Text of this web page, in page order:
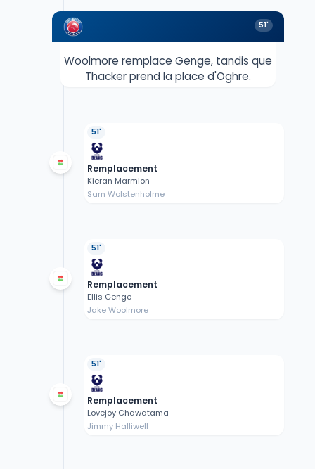
51'
Woolmore remplace Genge, tandis que
Thacker prend la place d'Oghre.
51'
Remplacement
Kieran Marmion
Sam Wolstenholme
51'
Remplacement
Ellis Genge
Jake Woolmore
51'
Remplacement
Lovejoy Chawatama
Jimmy Halliwell